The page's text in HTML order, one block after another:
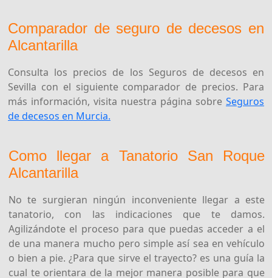
Comparador de seguro de decesos en
Alcantarilla
Consulta los precios de los Seguros de decesos en
Sevilla con el siguiente comparador de precios. Para
más información, visita nuestra página sobre Seguros
de decesos en Murcia.
Como llegar a Tanatorio San Roque
Alcantarilla
No te surgieran ningún inconveniente llegar a este
tanatorio, con las indicaciones que te damos.
Agilizándote el proceso para que puedas acceder a el
de una manera mucho pero simple así sea en vehículo
o bien a pie. ¿Para que sirve el trayecto? es una guía la
cual te orientara de la mejor manera posible para que